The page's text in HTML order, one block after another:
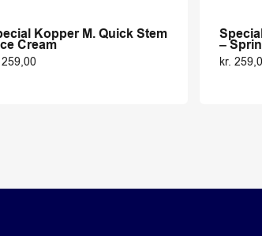
Kopper M. Quick Stem
Cream
259,00
–
kr.